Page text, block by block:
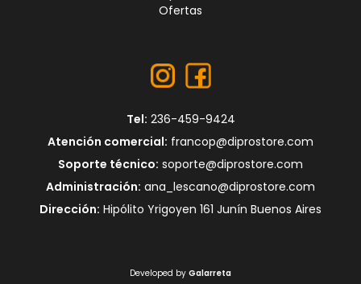
Ofertas
Tel: 236-459-9424
Atención comercial: francop@diprostore.com
Soporte técnico: soporte@diprostore.com
Administración: ana_lescano@diprostore.com
Dirección: Hipólito Yrigoyen 161 Junín Buenos Aires
Developed by Galarreta